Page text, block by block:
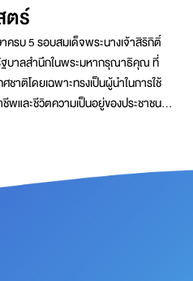
ร์
ครบ 5 รอบสมเด็จพระนางเจ้าสิริกิติ์
บาลสำนึกในพระมหากรุณาธิคุณ ที่
าติโดยเฉพาะทรงเป็นผู้นำในการใช้
และชีวิตความเป็นอยู่ของประชาชน
อมตลอดจนการอนุรักษ์ศิลปวัฒนธรรม
งต่อเนื่องด้วยความวิริยะอุตสาหะจน
าศาสตร์ และเทคโนโลยีในชีวิตประจำ
อยู่ของประชาชน และการพัฒนา
รีในครั้งนั้นจึงได้ดำเนิน